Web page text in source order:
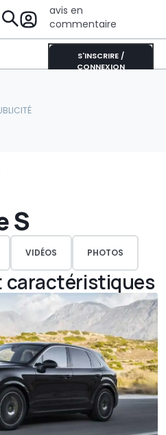
avis en
commentaire
S'INSCRIRE /
CONNEXION
S
VIDÉOS PHOTOS
caractéristiques